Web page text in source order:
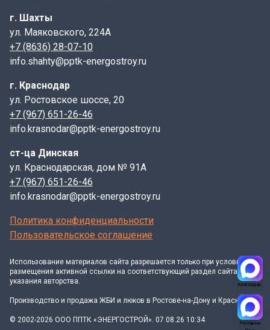
г. Шахты
ул. Маяковского, 224А
+7 (8636) 28-07-10
info.shahty@pptk-energostroy.ru
г. Краснодар
ул. Ростовское шоссе, 20
+7 (967) 651-26-46
info.krasnodar@pptk-energostroy.ru
ст-ца Динская
ул. Краснодарская, дом № 91А
+7 (967) 651-26-46
info.krasnodar@pptk-energostroy.ru
Политика конфиденциальности
Пользовательское соглашение
Использование материалов сайта разрешается только при условии
размещения активной ссылки на соответствующий раздел сайта и
указания авторства.
Производство и продажа ЖБИ и люков в Ростове-на-Дону и Краснодаре
© 2002-2026 ООО ППТК «ЭНЕРГОСТРОЙ». 07.08.26 10:34
Краснодар
Ростов-на-